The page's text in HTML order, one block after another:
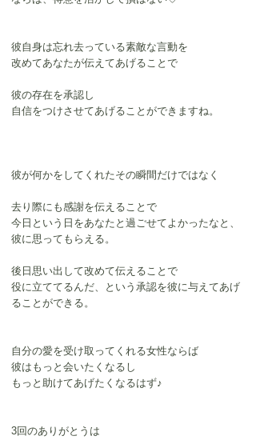
彼自身は忘れ去っている素敵な言動を
改めてあなたが伝えてあげることで
彼の存在を承認し
自信をつけさせてあげることができますね。
彼が何かをしてくれたその瞬間だけではなく
去り際にも感謝を伝えることで
今日という日をあなたと過ごせてよかったなと、
彼に思ってもらえる。
後日思い出して改めて伝えることで
役に立ててるんだ、という承認を彼に与えてあげ
ることができる。
自分の愛を受け取ってくれる女性ならば
彼はもっと会いたくなるし
もっと助けてあげたくなるはず♪
3回のありがとうは